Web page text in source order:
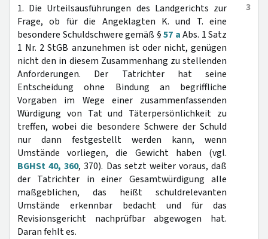
3
1. Die Urteilsausführungen des Landgerichts zur
Frage, ob für die Angeklagten K. und T. eine
besondere Schuldschwere gemäß §57 aAbs. 1 Satz
1 Nr. 2 StGB anzunehmen ist oder nicht, genügen
nicht den in diesem Zusammenhang zu stellenden
Anforderungen. Der Tatrichter hat seine
Entscheidung ohne Bindung an begriffliche
Vorgaben im Wege einer zusammenfassenden
Würdigung von Tat und Täterpersönlichkeit zu
treffen, wobei die besondere Schwere der Schuld
nur dann festgestellt werden kann, wenn
Umstände vorliegen, die Gewicht haben (vgl.
BGHSt 40, 360, 370). Das setzt weiter voraus, daß
der Tatrichter in einer Gesamtwürdigung alle
maßgeblichen, das heißt schuldrelevanten
Umstände erkennbar bedacht und für das
Revisionsgericht nachprüfbar abgewogen hat.
Daran fehlt es.